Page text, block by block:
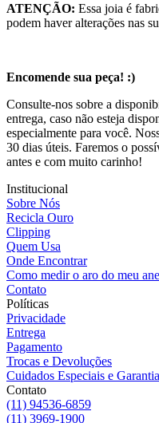
ATENÇÃO: Essa joia é
podem haver alterações nas
Encomende sua peça! :)
Consulte-nos sobre a
entrega, caso não esteja
especialmente para você.
30 dias úteis. Faremos o
antes e com muito carinho!
Institucional
Sobre Nós
Recicla Ouro
Clipping
Quem Usa
Onde Encontrar
Como medir o aro do meu
Contato
Políticas
Privacidade
Entrega
Pagamento
Trocas e Devoluções
Cuidados Especiais e Garantia
Contato
(11) 94536-6859
(11) 3969-1900